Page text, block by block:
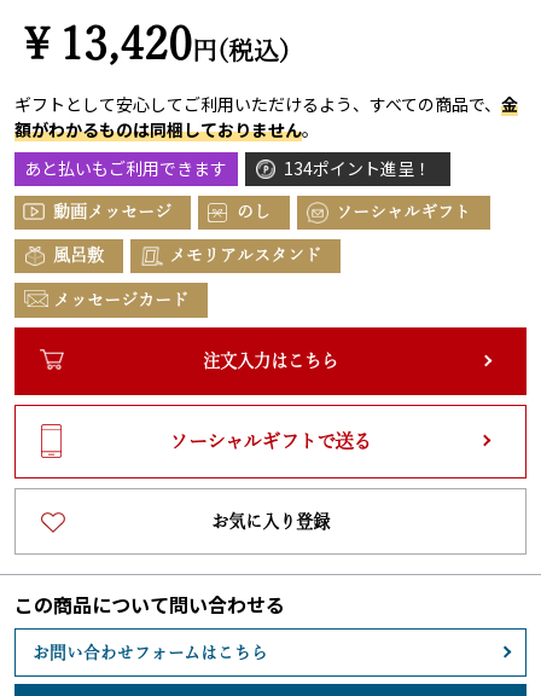
￥13,420 円(税込)
ギフトとして安心してご利用いただけるよう、すべての商品で、 金
額がわかるものは同梱しておりません。
あと払いもご利用できます
134ポイント進呈！
動画メッセージ のし ソーシャルギフト
風呂敷 メモリアルスタンド
メッセージカード
注文入力はこちら
ソーシャルギフトで送る
お気に入り登録
この商品について問い合わせる
お問い合わせフォームはこちら